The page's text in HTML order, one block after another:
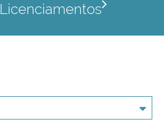
Licenciamentos